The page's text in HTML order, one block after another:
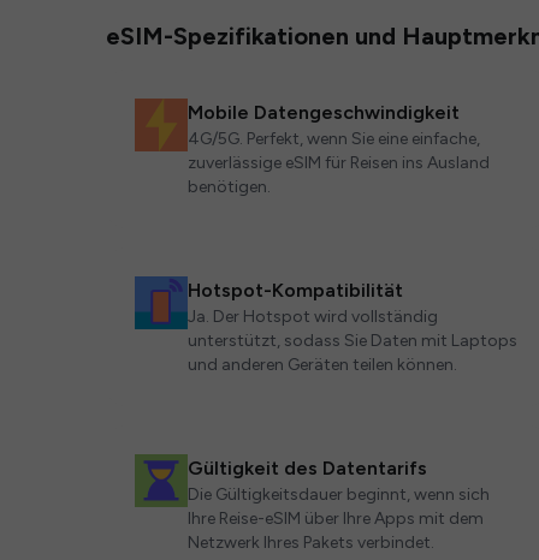
eSIM-Spezifikationen und
Mobile Datengeschwindigkeit
4G/5G. Perfekt, wenn Sie eine einfache,
zuverlässige eSIM für Reisen ins Ausland
benötigen.
Hotspot-Kompatibilität
Ja. Der Hotspot wird vollständig
unterstützt, sodass Sie Daten mit Laptops
und anderen Geräten teilen können.
Gültigkeit des Datentarifs
Die Gültigkeitsdauer beginnt, wenn sich
Ihre Reise-eSIM über Ihre Apps mit dem
Netzwerk Ihres Pakets verbindet.